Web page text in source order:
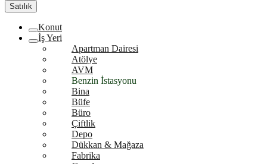
Satılık
Konut
İş Yeri
Apartman Dairesi
Atölye
AVM
Benzin İstasyonu
Bina
Büfe
Büro
Çiftlik
Depo
Dükkan & Mağaza
Fabrika